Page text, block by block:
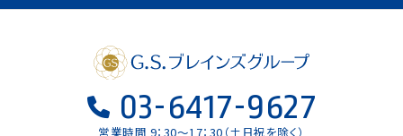
03-6417-9627
営業時間 9：30〜17：30（土日祝を除く）